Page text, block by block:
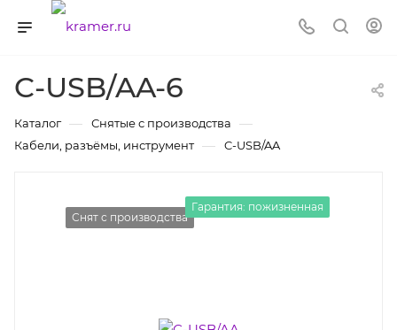
C-USB/AA-6
Каталог — Снятые с производства —
Кабели, разъёмы, инструмент — C-USB/AA
Снят с производства
Гарантия: пожизненная